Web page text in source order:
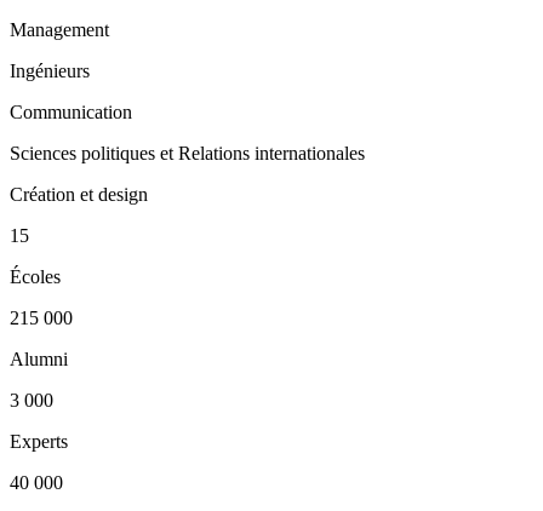
Management
Ingénieurs
Communication
Sciences politiques et Relations internationales
Création et design
15
Écoles
215 000
Alumni
3 000
Experts
40 000